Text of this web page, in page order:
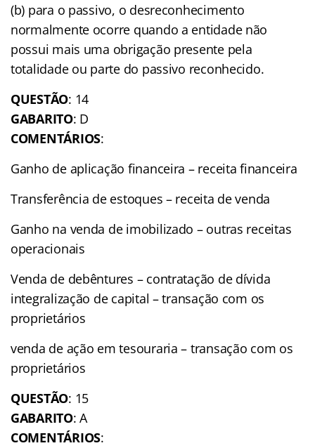
(b) para o passivo, o desreconhecimento
normalmente ocorre quando a entidade não
possui mais uma obrigação presente pela
totalidade ou parte do passivo reconhecido.
QUESTÃO: 14
GABARITO: D
COMENTÁRIOS:
Ganho de aplicação financeira – receita financeira
Transferência de estoques – receita de venda
Ganho na venda de imobilizado – outras receitas
operacionais
Venda de debêntures – contratação de dívida
integralização de capital – transação com os
proprietários
venda de ação em tesouraria – transação com os
proprietários
QUESTÃO: 15
GABARITO: A
COMENTÁRIOS: